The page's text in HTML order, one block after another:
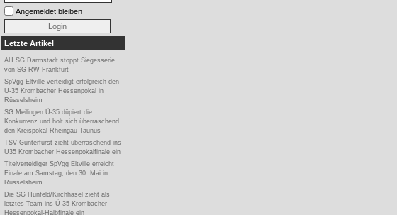
Angemeldet bleiben
Letzte Artikel
AH SG Darmstadt stoppt Siegesserie
von SG RW Frankfurt
SpVgg Eltville verteidigt erfolgreich den
Ü-35 Krombacher Hessenpokal in
Rüsselsheim
SG Meilingen Ü-35 düpiert die
Konkurrenz und holt sich überraschend
den Kreispokal Rheingau-Taunus
TSV Günterfürst zieht überraschend ins
Ü35 Krombacher Hessenpokalfinale ein
Titelverteidiger SpVgg Eltville erreicht
Finale am Samstag, den 30. Mai in
Rüsselsheim
Die SG Hünfeld/Kirchhasel zieht als
letztes Team ins Ü-35 Krombacher
Hessenpokal-Halbfinale ein